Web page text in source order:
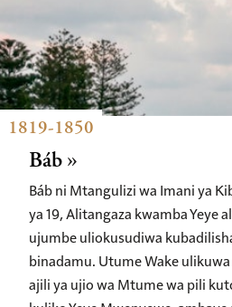
1819-1850
Báb
Báb ni Mtangulizi wa Imani ya
ya 19, Alitangaza kwamba Yeye
ujumbe uliokusudiwa
binadamu. Utume Wake
ajili ya ujio wa Mtume wa pili